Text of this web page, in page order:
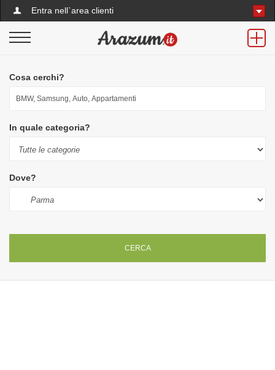
Entra nell`area clienti
Cosa cerchi?
In quale categoria?
Dove?
CERCA